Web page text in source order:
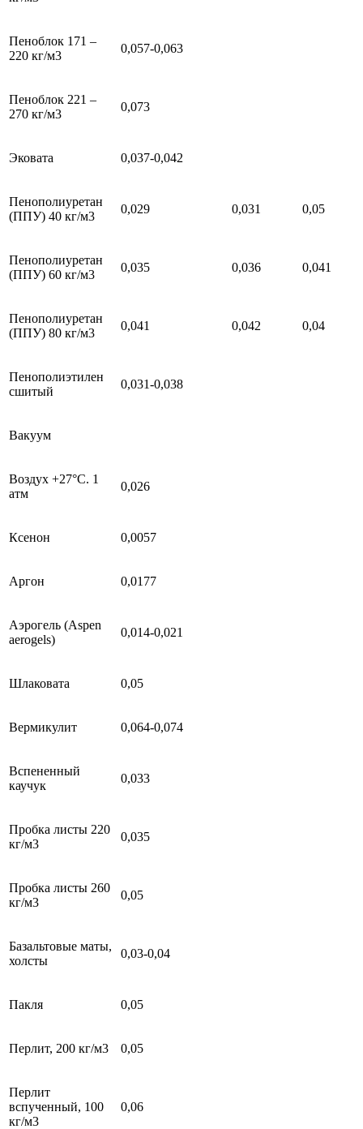
Пеноблок 171 –
220 кг/м3
0,057-0,063
Пеноблок 221 –
270 кг/м3
0,073
Эковата 0,037-0,042
Пенополиуретан
(ППУ) 40 кг/м3
0,029 0,031 0,05
Пенополиуретан
(ППУ) 60 кг/м3
0,035 0,036 0,041
Пенополиуретан
(ППУ) 80 кг/м3
0,041 0,042 0,04
Пенополиэтилен
сшитый
0,031-0,038
Вакуум
Воздух +27°C. 1
атм
0,026
Ксенон 0,0057
Аргон 0,0177
Аэрогель (Aspen
aerogels)
0,014-0,021
Шлаковата 0,05
Вермикулит 0,064-0,074
Вспененный
каучук
0,033
Пробка листы 220
кг/м3
0,035
Пробка листы 260
кг/м3
0,05
Базальтовые маты,
холсты
0,03-0,04
Пакля 0,05
Перлит, 200 кг/м3 0,05
Перлит
вспученный, 100
кг/м3
0,06